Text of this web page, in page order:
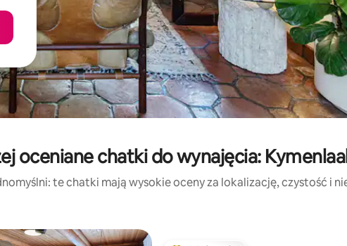
oceniane chatki do wynajęcia:
te chatki mają wysokie oceny za lokalizację, czystość i